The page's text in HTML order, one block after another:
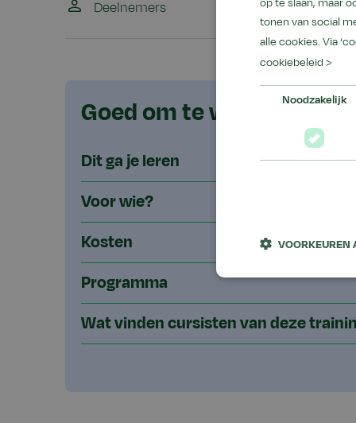
Deelnemers 10 cursisten
Goed om te weten
Dit ga je leren
Voor wie?
Kosten
Programma
Wat vinden cursisten van deze
tonen van social
alle cookies. Via
cookiebeleid >
Noodzakelijk
VOORKEUREN